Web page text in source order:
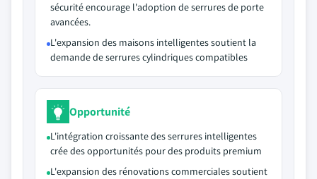
sécurité encourage l'adoption de serrures de porte
avancées.
L'expansion des maisons intelligentes soutient la
demande de serrures cylindriques compatibles
Opportunité
L'intégration croissante des serrures intelligentes
crée des opportunités pour des produits premium
L'expansion des rénovations commerciales soutient